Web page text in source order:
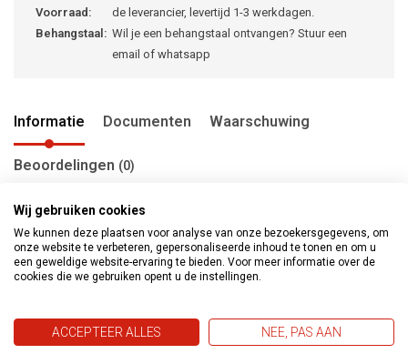
Voorraad:
de leverancier, levertijd 1-3 werkdagen.
Behangstaal: Wil je een behangstaal ontvangen? Stuur een
email of whatsapp
Informatie Documenten Waarschuwing
Beoordelingen (0)
Metropolitan stories Travel Styles gaat verder met het
ontdekken van de wereld door middel van vijf
en prachtige ervaringen van verre landen, steden en
culturen. De nieuwe expressieve kleuren en patronen
Wij gebruiken cookies
We kunnen deze plaatsen voor analyse van onze bezoekersgegevens, om
onze website te verbeteren, gepersonaliseerde inhoud te tonen en om u
een geweldige website-ervaring te bieden. Voor meer informatie over de
cookies die we gebruiken opent u de instellingen.
ACCEPTEER ALLES NEE, PAS AAN